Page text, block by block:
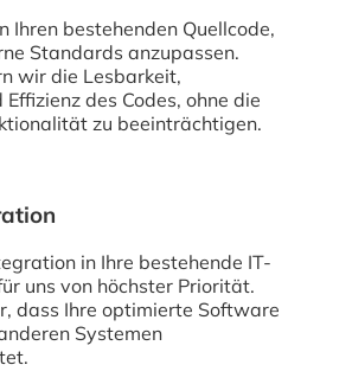
Ihren bestehenden Quellcode,
Standards anzupassen.
wir die Lesbarkeit,
des Codes, ohne die
zu beeinträchtigen.
in Ihre bestehende IT-
uns von höchster Priorität.
dass Ihre optimierte Software
Systemen